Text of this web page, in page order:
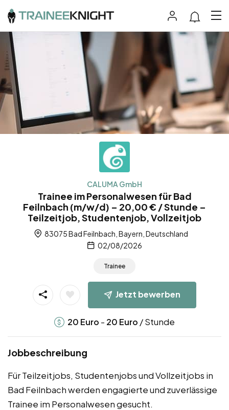
CALUMA GmbH
Trainee im Personalwesen für Bad
Feilnbach (m/w/d) – 20,00 € / Stunde –
Teilzeitjob, Studentenjob, Vollzeitjob
83075 Bad Feilnbach, Bayern, Deutschland
02/08/2026
Trainee
Jetzt bewerben
20 Euro - 20 Euro / Stunde
Jobbeschreibung
Für Teilzeitjobs, Studentenjobs und Vollzeitjobs in
Bad Feilnbach werden engagierte und zuverlässige
Trainee im Personalwesen gesucht.